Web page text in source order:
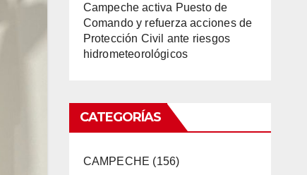
Campeche activa Puesto de
Comando y refuerza acciones de
Protección Civil ante riesgos
hidrometeorológicos
CATEGORÍAS
CAMPECHE (156)